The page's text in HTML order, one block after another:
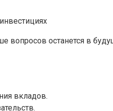
вопросов останется в
вкладов.